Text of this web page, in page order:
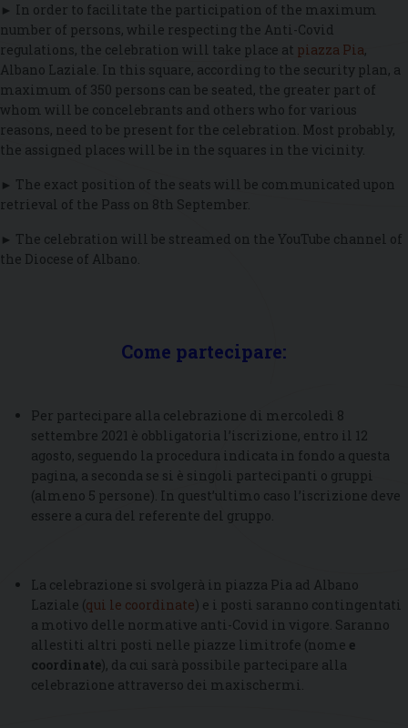
► In order to facilitate the participation of the maximum
number of persons, while respecting the Anti-Covid
regulations, the celebration will take place at piazza Pia,
Albano Laziale. In this square, according to the security plan, a
maximum of 350 persons can be seated, the greater part of
whom will be concelebrants and others who for various
reasons, need to be present for the celebration. Most probably,
the assigned places will be in the squares in the vicinity.
► The exact position of the seats will be communicated upon
retrieval of the Pass on 8th September.
► The celebration will be streamed on the YouTube channel of
the Diocese of Albano.
Come partecipare:
Per partecipare alla celebrazione di mercoledì 8
settembre 2021 è obbligatoria l’iscrizione, entro il 12
agosto, seguendo la procedura indicata in fondo a questa
pagina, a seconda se si è singoli partecipanti o gruppi
(almeno 5 persone). In quest’ultimo caso l’iscrizione deve
essere a cura del referente del gruppo.
La celebrazione si svolgerà in piazza Pia ad Albano
Laziale (qui le coordinate) e i posti saranno contingentati
a motivo delle normative anti-Covid in vigore. Saranno
allestiti altri posti nelle piazze limitrofe (nome e
coordinate), da cui sarà possibile partecipare alla
celebrazione attraverso dei maxischermi.